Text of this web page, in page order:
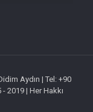
Aydın | Tel: +90
2019 | Her Hakkı